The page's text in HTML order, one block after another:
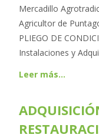
Mercadillo
Agricultor de
PLIEGO DE
Instalaciones y
Leer más…